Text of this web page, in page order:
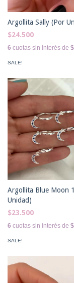
Argollita Sally (Por
$24.500
6 cuotas sin interés de
SALE!
Argollita Blue Moon
Unidad)
$23.500
6 cuotas sin interés de
SALE!